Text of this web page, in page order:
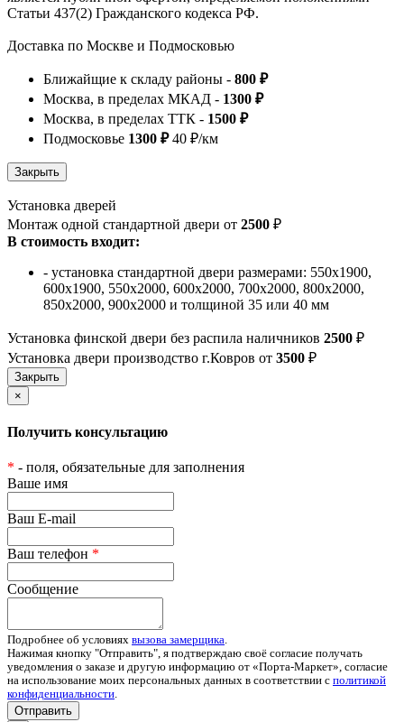
Статьи 437(2) Гражданского кодекса РФ.
Доставка по Москве и Подмосковью
Ближайщие к складу районы - 800 ₽
Москва, в пределах МКАД - 1300 ₽
Москва, в пределах ТТК - 1500 ₽
Подмосковье 1300 ₽40 ₽/км
Установка дверей
Монтаж одной стандартной двери от 2500 ₽
В стоимость входит:
- установка стандартной двери размерами: 550х1900,
600х1900, 550х2000, 600х2000, 700х2000, 800х2000,
850х2000, 900х2000 и толщиной 35 или 40 мм
Установка финской двери без распила наличников 2500 ₽
Установка двери производство г.Ковров от 3500 ₽
×
Получить консультацию
* - поля, обязательные для заполнения
Ваше имя
Ваш E-mail
Ваш телефон *
Сообщение
Подробнее об условиях вызова замерщика.
Нажимая кнопку "Отправить", я подтверждаю своё согласие получать
уведомления о заказе и другую информацию от «Порта-Маркет», согласие
на использование моих персональных данных в соответствии с политикой
конфиденциальности.
Отправить